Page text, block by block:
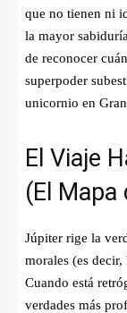
que no tienen ni
la mayor
de reconocer
superpoder
unicornio en
El Viaje
(El
Júpiter rige la
morales (es
Cuando está
verdades más